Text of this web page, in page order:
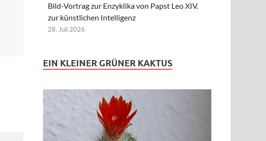
Bild-Vortrag zur Enzyklika von Papst Leo XIV.
zur künstlichen Intelligenz
28. Juli 2026
EIN KLEINER GRÜNER KAKTUS